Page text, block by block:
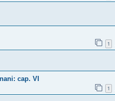
1
cap. VI
1